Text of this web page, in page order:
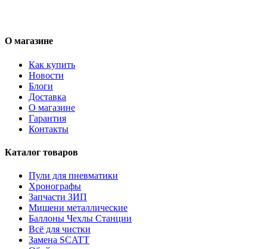
О магазине
Как купить
Новости
Блоги
Доставка
О магазине
Гарантия
Контакты
Каталог товаров
Пули для пневматики
Хронографы
Запчасти ЗИП
Мишени металлические
Баллоны Чехлы Станции
Всё для чистки
Замена SCATT